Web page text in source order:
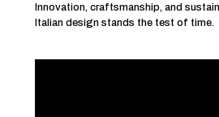
Innovation, craftsmanship, and
Italian design stands the test of time.